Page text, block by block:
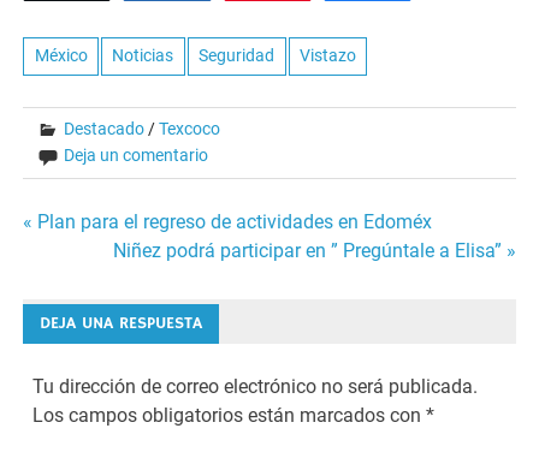
México Noticias Seguridad Vistazo
Destacado /Texcoco
Deja un comentario
Navegación
entradas
« Plan para el regreso de actividades en Edoméx
Niñez podrá participar en ” Pregúntale a Elisa” »
DEJA UNA RESPUESTA
Tu dirección de correo electrónico no será publicada.
Los campos obligatorios están marcados con*